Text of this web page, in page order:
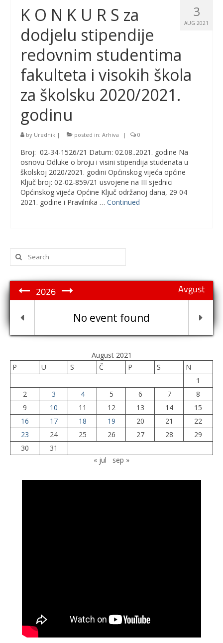
3
AUG 2021
K O N K U R S za
dodjelu stipendije
redovnim studentima
fakulteta i visokih škola
za školsku 2020/2021.
godinu
by Urednik | posted in: Arhiva | 0
Broj: 02-34-1526/21 Datum: 02.08..2021. godine Na
osnovu Odluke o broju i visini stipendija studenata u
školskoj 2020/2021. godini Općinskog vijeća općine
Ključ broj: 02-02-859/21 usvojene na III sjednici
Općinskog vijeća Općine Ključ održanoj dana, 29 04
2021. godine i Pravilnika … Continued
Search
for:
Avgust
2026
No event found
August 2021
P
U S Č P S
N
1
2
3 4 5 6 7
8
9
10 11 12 13 14
15
16
17 18 19 20 21
22
23
24 25 26 27 28
29
30
31
« jul
sep »